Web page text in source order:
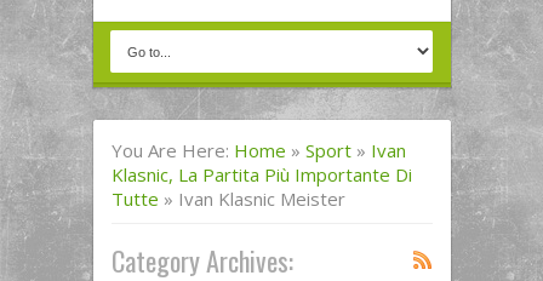
You Are Here: Home » Sport » Ivan
Klasnic, La Partita Più Importante Di
Tutte » Ivan Klasnic Meister
Category Archives: